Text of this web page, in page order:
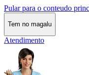
Pular para o conteudo
Tem no magalu
Atendimento